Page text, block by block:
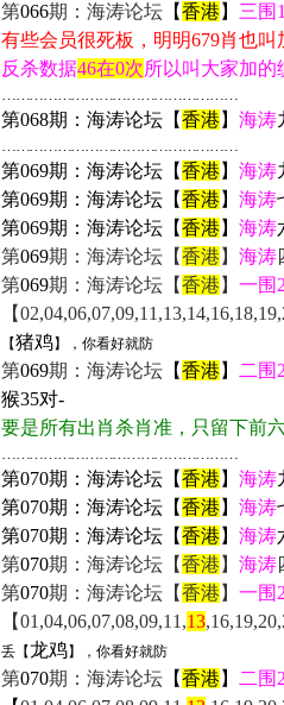
第066期：海涛论坛 【香港 】 三围
有些会员很死板，明明679肖也叫
反杀数据46在0次所以叫大家加
……………………………………………
第068期：海涛论坛【香港 】 海涛
……………………………………………
第069期：海涛论坛【香港 】 海涛
第069期：海涛论坛【香港 】 海涛
第069期：海涛论坛【香港 】 海涛
第069期：海涛论坛【香港 】 海涛
第069期：海涛论坛【香港 】 一围
【
【猪鸡】，你看好就防
第069期：海涛论坛 【香港 】
二围
猴35对-
要是所有出肖杀肖准，只留下前
……………………………………………
第070期：海涛论坛【香港 】 海涛
第070期：海涛论坛【香港 】 海涛
第070期：海涛论坛【香港 】 海涛
第070期：海涛论坛【香港 】 海涛
第070期：海涛论坛【香港 】 一围
【01,04,06,07,08,09,11,13
丢【龙鸡】，你看好就防
第070期：海涛论坛 【香港 】
二围